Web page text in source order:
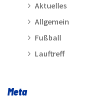
Aktuelles
Allgemein
Fußball
Lauftreff
Meta